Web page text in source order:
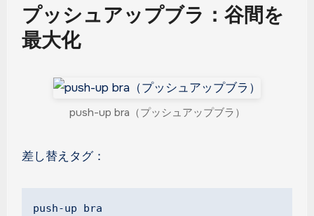
プッシュアップブラ：谷間を
最大化
push-up bra（プッシュアップブラ）
差し替えタグ：
push-up bra